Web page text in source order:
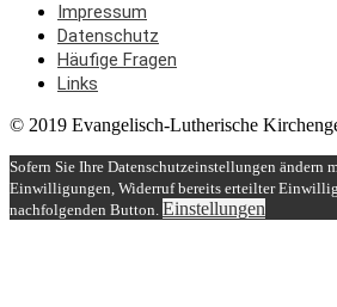
Impressum
Datenschutz
Häufige Fragen
Links
© 2019 Evangelisch-Lutherische
Sofern Sie Ihre Datenschutzeinstellungen ändern
Einwilligungen, Widerruf bereits erteilter
nachfolgenden Button. Einstellungen